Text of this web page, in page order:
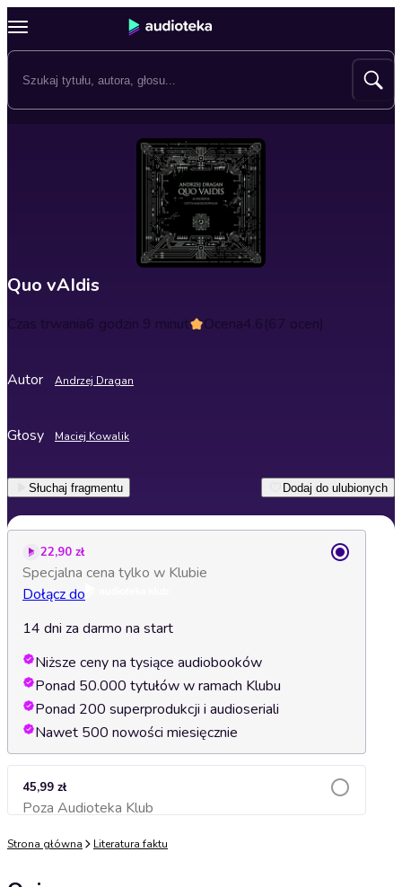
Quo vAIdis
Czas trwania6 godzin 9 minut Ocena4.6(67 ocen)
Autor Andrzej Dragan
Głosy Maciej Kowalik
Słuchaj fragmentu Dodaj do ulubionych
22,90 zł
Specjalna cena tylko w Klubie
Dołącz do
14 dni za darmo na start
Niższe ceny na tysiące audiobooków
Ponad 50.000 tytułów w ramach Klubu
Ponad 200 superprodukcji i audioseriali
Nawet 500 nowości miesięcznie
45,99 zł
Poza Audioteka KlubDodaj do koszyka
Strona główna Literatura faktu